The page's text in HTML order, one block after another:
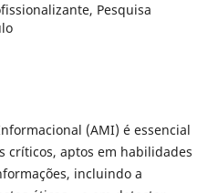
Pesquisa
(AMI) é essencial
críticos, aptos em habilidades
incluindo a